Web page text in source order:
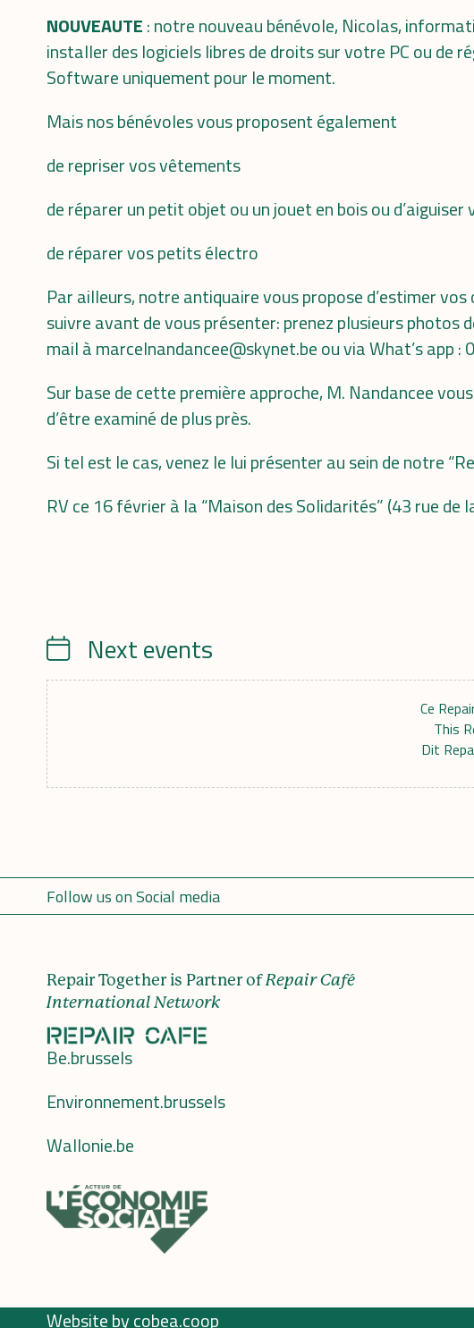
NOUVEAUTE: notre nouveau bénévole, Nicolas,
installer des logiciels libres de droits sur votre PC ou de
Software uniquement pour le moment.
Mais nos bénévoles vous proposent également
de repriser vos vêtements
de réparer un petit objet ou un jouet en bois ou
de réparer vos petits électro
Par ailleurs, notre antiquaire vous propose d’estimer
suivre avant de vous présenter: prenez plusieurs photos
mail à marcelnandancee@skynet.be ou via What’s app :
Sur base de cette première approche, M. Nandancee
d’être examiné de plus près.
Si tel est le cas, venez le lui présenter au sein de notre
RV ce 16 février à la “Maison des Solidarités” (43 rue
CalendrierNext events
Ce
This
Dit
Follow us on Social media
Repair Together is Partner ofRepair Café
International Network
Be.brussels
Environnement.brussels
Wallonie.be
Website bycobea.coop